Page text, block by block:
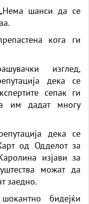
шанси да се
кога ги
изглед,
дека се
сепак ги
им дадат многу
дека се
од Одделот за
изјави за
можат да
заедно.
бидејќи